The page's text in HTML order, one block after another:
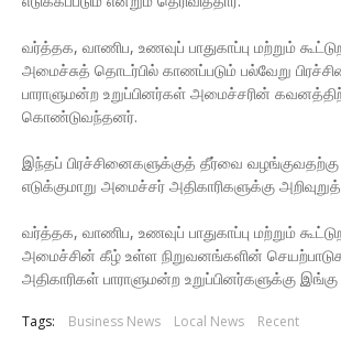
வர்த்தக, வாணிப, உணவுப் பாதுகாப்பு மற்றும்
அமைச்சுத் தொடர்பில் காணப்படும் பல்வேறு
பாராளுமன்ற உறுப்பினர்கள் அமைச்சரின்
கொண்டுவந்தனர்.
இந்தப் பிரச்சினைகளுக்குத் தீர்வை
எடுக்குமாறு அமைச்சர் அதிகாரிகளுக்கு
வர்த்தக, வாணிப, உணவுப் பாதுகாப்பு மற்றும்
அமைச்சின் கீழ் உள்ள நிறுவனங்களின்
அதிகாரிகள் பாராளுமன்ற உறுப்பினர்களுக்கு
Tags: Business News Local News Recent